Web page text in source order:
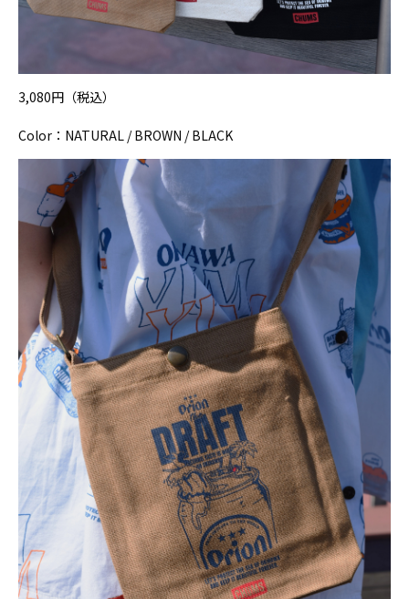
3,080円（税込）
Color：NATURAL / BROWN / BLACK